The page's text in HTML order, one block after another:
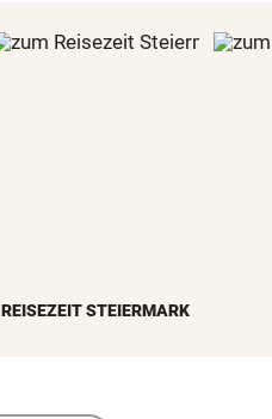
REISEZEIT STEIERMARK